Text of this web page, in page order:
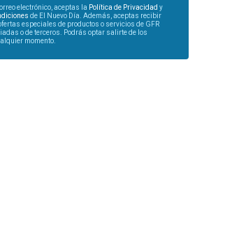
electrónico, aceptas la Política de Privacidad y
de El Nuevo Día. Además, aceptas recibir
especiales de productos o servicios de GFR
o de terceros. Podrás optar salirte de los
momento.